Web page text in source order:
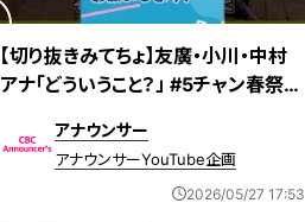
【切り抜きみてちょ】友廣・小川・中村
アナ「どういうこと？」 #5チャン春祭り
アナウンサー
アナウンサーYouTube企画
2026/05/27 17:53